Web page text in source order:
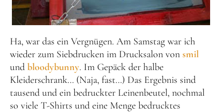
Ha, war das ein Vergnügen. Am Samstag war ich
wieder zum Siebdrucken im Drucksalon von smil
und bloodybunny. Im Gepäck der halbe
Kleiderschrank… (Naja, fast…) Das Ergebnis sind
tausend und ein bedruckter Leinenbeutel, nochmal
so viele T-Shirts und eine Menge bedrucktes